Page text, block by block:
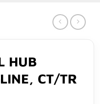
HUB
CT/TR